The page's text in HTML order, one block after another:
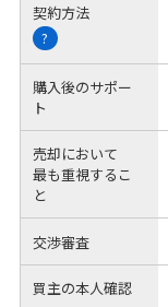
契約方法
?
購入後のサポー
ト
売却において
最も重視するこ
と
交渉審査
買主の本人確認